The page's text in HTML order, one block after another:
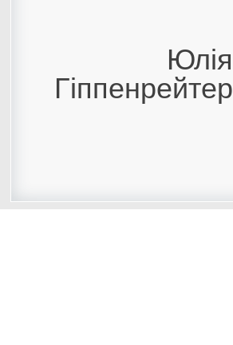
Юлія
Гіппенрейтер